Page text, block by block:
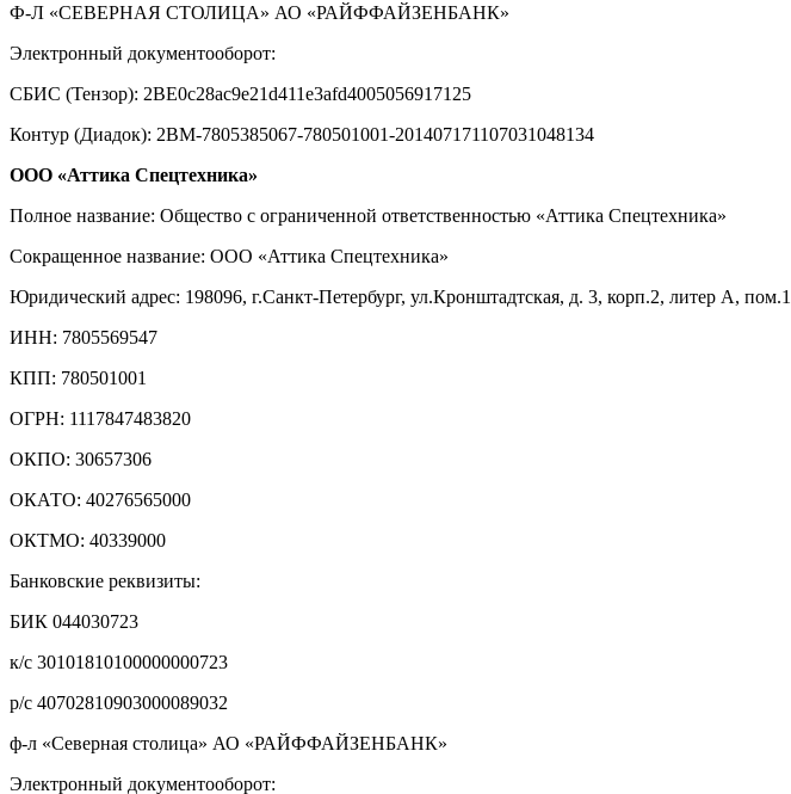
Ф-Л «СЕВЕРНАЯ СТОЛИЦА» АО «РАЙФФАЙЗЕНБАНК»
Электронный документооборот:
СБИС (Тензор): 2BE0c28ac9e21d411e3afd4005056917125
Контур (Диадок): 2BM-7805385067-780501001-201407171107031048134
ООО «Аттика Спецтехника»
Полное название: Общество с ограниченной ответственностью «Аттика Спецтехника»
Сокращенное название: ООО «Аттика Спецтехника»
Юридический адрес: 198096, г.Санкт-Петербург, ул.Кронштадтская, д. 3, корп.2, литер А,
ИНН: 7805569547
КПП: 780501001
ОГРН: 1117847483820
ОКПО: 30657306
ОКАТО: 40276565000
ОКТМО: 40339000
Банковские реквизиты:
БИК 044030723
к/с 30101810100000000723
р/с 40702810903000089032
ф-л «Северная столица» АО «РАЙФФАЙЗЕНБАНК»
Электронный документооборот: